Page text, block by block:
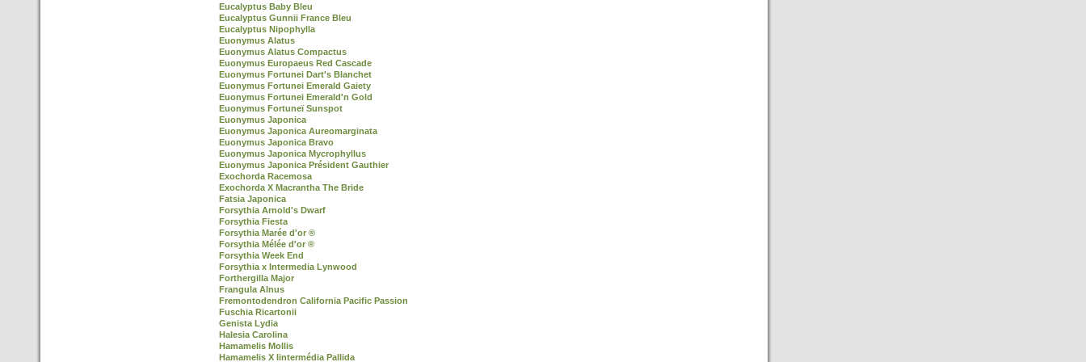
Eucalyptus Baby Bleu
Eucalyptus Gunnii France Bleu
Eucalyptus Nipophylla
Euonymus Alatus
Euonymus Alatus Compactus
Euonymus Europaeus Red Cascade
Euonymus Fortunei Dart's Blanchet
Euonymus Fortunei Emerald Gaiety
Euonymus Fortunei Emerald'n Gold
Euonymus Fortuneï Sunspot
Euonymus Japonica
Euonymus Japonica Aureomarginata
Euonymus Japonica Bravo
Euonymus Japonica Mycrophyllus
Euonymus Japonica Président Gauthier
Exochorda Racemosa
Exochorda X Macrantha The Bride
Fatsia Japonica
Forsythia Arnold's Dwarf
Forsythia Fiesta
Forsythia Marée d'or ®
Forsythia Mélée d'or ®
Forsythia Week End
Forsythia x Intermedia Lynwood
Forthergilla Major
Frangula Alnus
Fremontodendron California Pacific Passion
Fuschia Ricartonii
Genista Lydia
Halesia Carolina
Hamamelis Mollis
Hamamelis X Iintermédia Pallida